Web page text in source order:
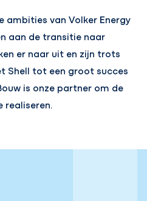
van Volker Energy
aan de transitie naar
er naar uit en zijn trots
Shell tot een groot succes
is onze partner om de
realiseren.